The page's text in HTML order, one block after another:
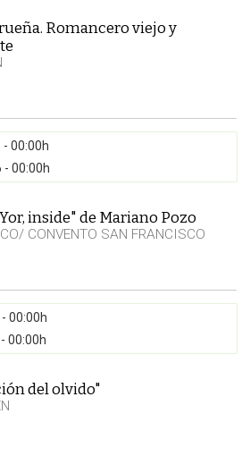
Romancero viejo y
00:00h
00:00h
inside" de Mariano Pozo
CONVENTO SAN FRANCISCO
00:00h
00:00h
del olvido"